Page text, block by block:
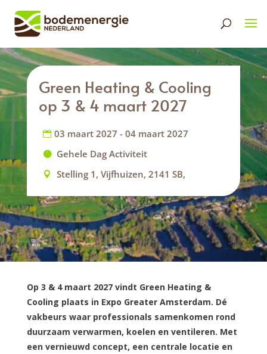
Green Heating & Cooling
op 3 & 4 maart 2027
03 maart 2027 - 04 maart 2027
Gehele Dag Activiteit
Stelling 1, Vijfhuizen, 2141 SB,
Op 3 & 4 maart 2027 vindt Green Heating &
Cooling plaats in Expo Greater Amsterdam. Dé
vakbeurs waar professionals samenkomen rond
duurzaam verwarmen, koelen en ventileren. Met
een vernieuwd concept, een centrale locatie en